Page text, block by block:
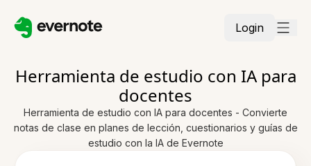
Login
Herramienta de estudio con IA para
docentes
Herramienta de estudio con IA para docentes - Convierte
notas de clase en planes de lección, cuestionarios y guías de
estudio con la IA de Evernote